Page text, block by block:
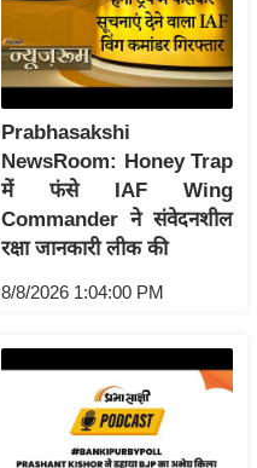
Prabhasakshi
NewsRoom: Honey Trap
में फंसे IAF Wing
Commander ने संवेदनशील
रक्षा जानकारी लीक की
8/8/2026 1:04:00 PM